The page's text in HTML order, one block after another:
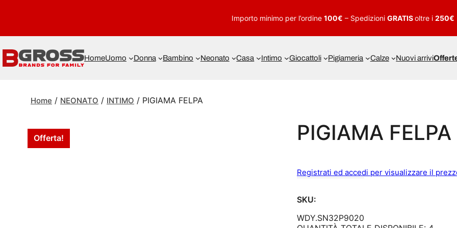
Importo minimo per l’ordine 100€ – Spedizioni GRATISoltre i 250€
HomeUomo Donna Bambino Neonato Casa Intimo Giocattoli Pigiameria Calze Nuovi arrivi
Home / NEONATO / INTIMO / PIGIAMA FELPA
Offerta! PIGIAMA FELPA
Registrati ed accedi per visualizzare il
SKU:
WDY.SN32P9020